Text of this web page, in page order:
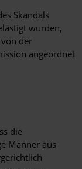
Skandals
wurden,
der
angeordnet
die
Männer aus